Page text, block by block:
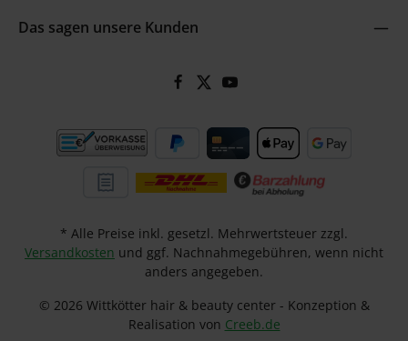
Das sagen unsere Kunden
© 2026 Wittkötter hair & beauty center - Konzeption &
Realisation von Creeb.de
* Alle Preise inkl. gesetzl. Mehrwertsteuer zzgl.
Versandkosten und ggf. Nachnahmegebühren, wenn nicht
anders angegeben.